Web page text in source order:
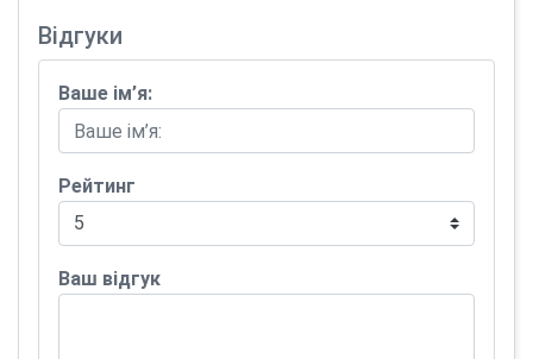
Відгуки
Ваше ім’я:
Рейтинг
Ваш відгук